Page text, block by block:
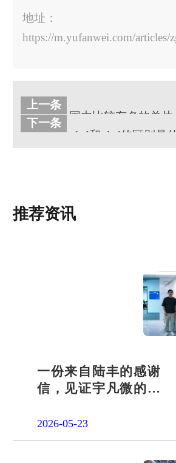
地址：
https://m.yufanwei.com/articles/
上一条
下一条
推荐资讯
一份来自陆丰的感谢
信，见证宇凡微的社
2026-05-23